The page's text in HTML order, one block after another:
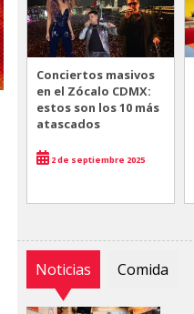
Conciertos masivos
en el Zócalo CDMX:
estos son los 10 más
atascados
2 de septiembre 2025
Noticias Comida